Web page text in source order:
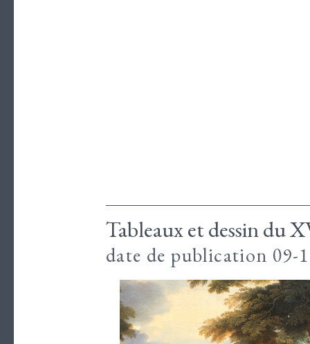
Tableaux et dessin du
date de publication 09-